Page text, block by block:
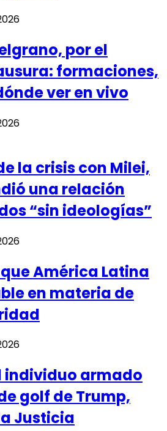
por el
formaciones,
ver en vivo
la crisis con Milei,
una relación
“sin ideologías”
América Latina
en materia de
individuo armado
golf de Trump,
Justicia